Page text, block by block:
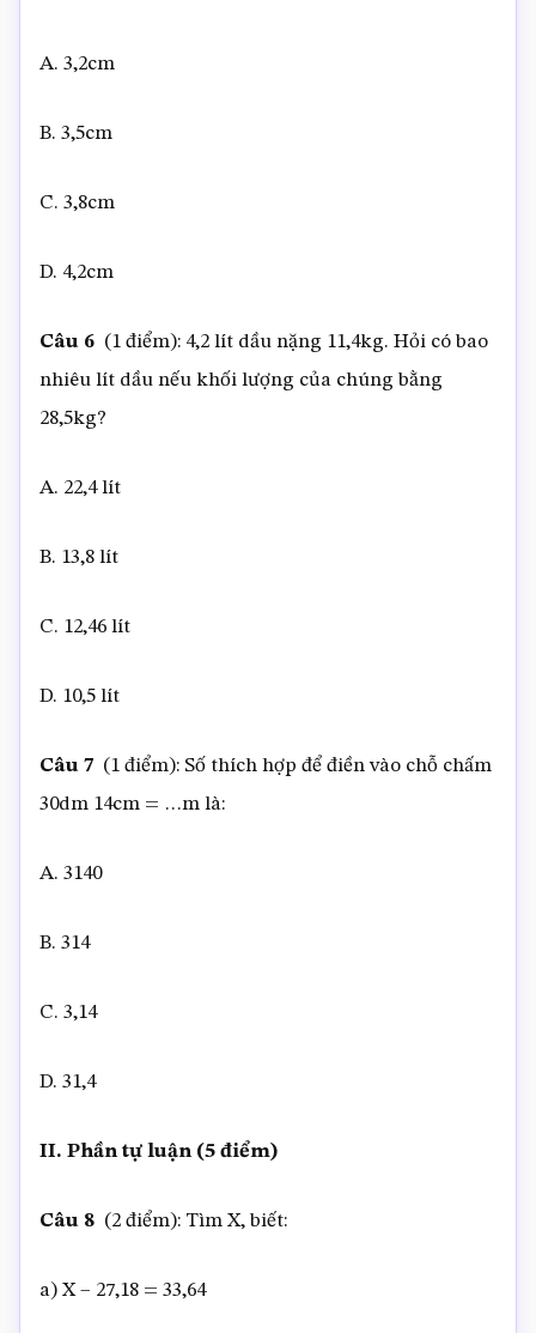
A. 3,2cm
B. 3,5cm
C. 3,8cm
D. 4,2cm
Câu 6 (1 điểm): 4,2 lít dầu nặng 11,4kg. Hỏi có bao
nhiêu lít dầu nếu khối lượng của chúng bằng
28,5kg?
A. 22,4 lít
B. 13,8 lít
C. 12,46 lít
D. 10,5 lít
Câu 7 (1 điểm): Số thích hợp để điền vào chỗ chấm
30dm 14cm = …m là:
A. 3140
B. 314
C. 3,14
D. 31,4
II. Phần tự luận (5 điểm)
Câu 8 (2 điểm): Tìm X, biết:
a) X – 27,18 = 33,64